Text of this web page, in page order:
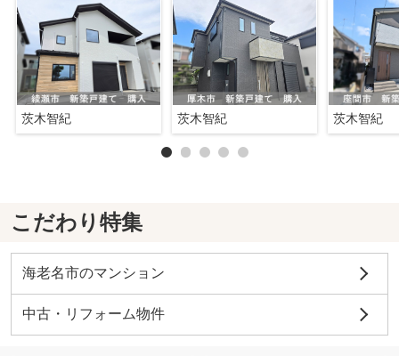
茨木智紀 茨木智紀 茨木智紀
こだわり特集
海老名市のマンション
中古・リフォーム物件